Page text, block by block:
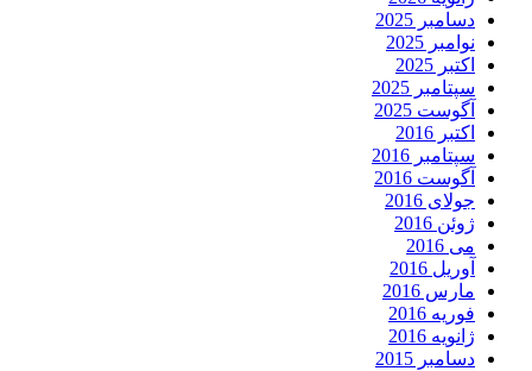
دسامبر 2025
نوامبر 2025
اکتبر 2025
سپتامبر 2025
آگوست 2025
اکتبر 2016
سپتامبر 2016
آگوست 2016
جولای 2016
ژوئن 2016
می 2016
آوریل 2016
مارس 2016
فوریه 2016
ژانویه 2016
دسامبر 2015